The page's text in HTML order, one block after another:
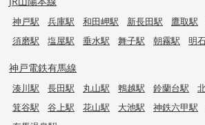
神戸駅 兵庫駅 和田岬駅 新長田駅 鷹取駅
須磨駅
塩屋駅 垂水駅 舞子駅 朝霧駅 明
神戸電鉄有馬線
湊川駅 長田駅 丸山駅 鵯越駅 鈴蘭台駅
箕谷駅
谷上駅 花山駅 大池駅 神鉄六甲駅